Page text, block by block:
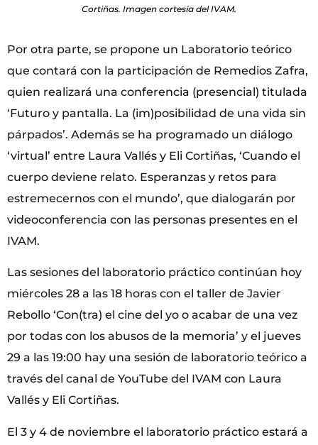
Cortiñas. Imagen cortesía del IVAM.
Por otra parte, se propone un Laboratorio teórico
que contará con la participación de Remedios Zafra,
quien realizará una conferencia (presencial) titulada
‘Futuro y pantalla. La (im)posibilidad de una vida sin
párpados’. Además se ha programado un diálogo
‘virtual’ entre Laura Vallés y Eli Cortiñas, ‘Cuando el
cuerpo deviene relato. Esperanzas y retos para
estremecernos con el mundo’, que dialogarán por
videoconferencia con las personas presentes en el
IVAM.
Las sesiones del laboratorio práctico continúan hoy
miércoles 28 a las 18 horas con el taller de Javier
Rebollo ‘Con(tra) el cine del yo o acabar de una vez
por todas con los abusos de la memoria’ y el jueves
29 a las 19:00 hay una sesión de laboratorio teórico a
través del canal de YouTube del IVAM con Laura
Vallés y Eli Cortiñas.
El 3 y 4 de noviembre el laboratorio práctico estará a